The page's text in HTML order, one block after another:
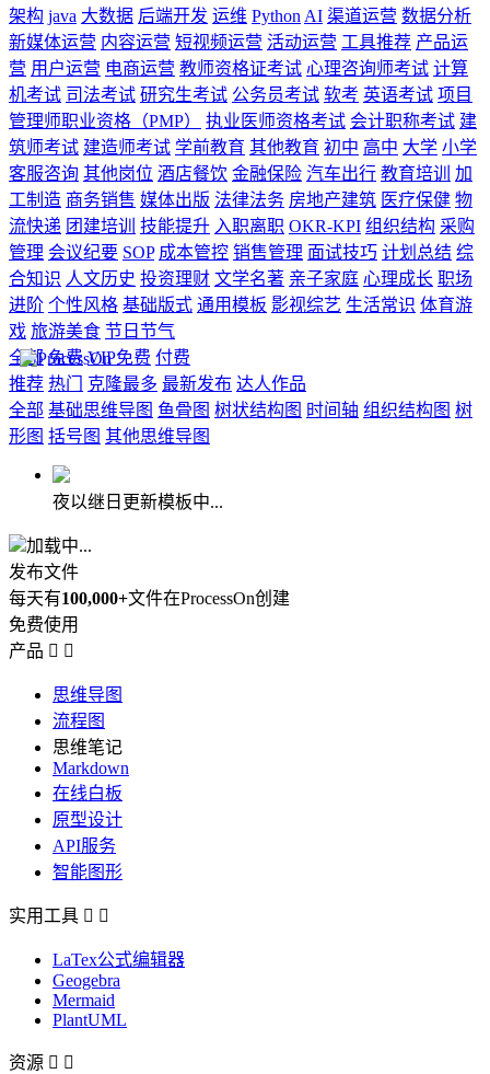
架构 java 大数据 后端开发 运维 Python AI 渠道运营 数据分析
新媒体运营 内容运营 短视频运营 活动运营 工具推荐 产品运
营 用户运营 电商运营 教师资格证考试 心理咨询师考试 计算
机考试 司法考试 研究生考试 公务员考试 软考 英语考试 项目
管理师职业资格（PMP）
执业医师资格考试 会计职称考试 建
筑师考试 建造师考试 学前教育 其他教育 初中 高中 大学 小学
客服咨询 其他岗位 酒店餐饮 金融保险 汽车出行 教育培训
加
工制造 商务销售 媒体出版 法律法务 房地产建筑 医疗保健 物
流快递 团建培训 技能提升 入职离职 OKR-KPI 组织结构 采购
管理 会议纪要 SOP 成本管控 销售管理 面试技巧 计划总结 综
合知识 人文历史 投资理财 文学名著 亲子家庭 心理成长 职场
进阶 个性风格 基础版式 通用模板 影视综艺 生活常识 体育游
戏 旅游美食 节日节气
全部 免费 VIP免费 付费
推荐 热门 克隆最多 最新发布 达人作品
全部 基础思维导图 鱼骨图 树状结构图 时间轴 组织结构图 树
形图 括号图 其他思维导图
夜以继日更新模板中...
加载中...
发布文件
每天有100,000+文件在ProcessOn创建
免费使用
产品  
思维导图
流程图
思维笔记
Markdown
在线白板
原型设计
API服务
智能图形
实用工具  
LaTex公式编辑器
Geogebra
Mermaid
PlantUML
资源  